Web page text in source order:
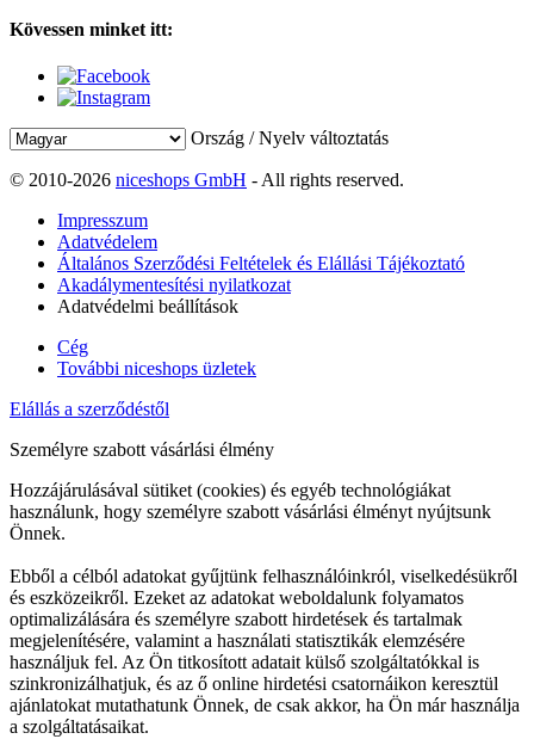
Kövessen minket itt:
Ország / Nyelv változtatás
© 2010-2026 niceshops GmbH - All rights reserved.
Impresszum
Adatvédelem
Általános Szerződési Feltételek és Elállási Tájékoztató
Akadálymentesítési nyilatkozat
Adatvédelmi beállítások
Cég
További niceshops üzletek
Elállás a szerződéstől
Személyre szabott vásárlási élmény
Hozzájárulásával sütiket (cookies) és egyéb technológiákat
használunk, hogy személyre szabott vásárlási élményt nyújtsunk
Önnek.
Ebből a célból adatokat gyűjtünk felhasználóinkról, viselkedésükről
és eszközeikről. Ezeket az adatokat weboldalunk folyamatos
optimalizálására és személyre szabott hirdetések és tartalmak
megjelenítésére, valamint a használati statisztikák elemzésére
használjuk fel. Az Ön titkosított adatait külső szolgáltatókkal is
szinkronizálhatjuk, és az ő online hirdetési csatornáikon keresztül
ajánlatokat mutathatunk Önnek, de csak akkor, ha Ön már használja
a szolgáltatásaikat.